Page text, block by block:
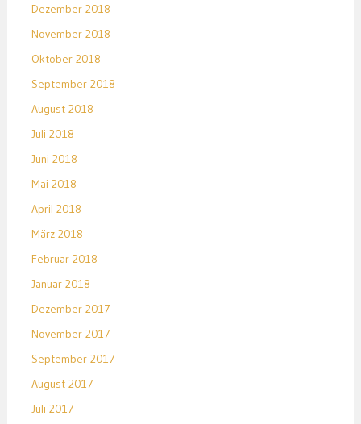
Dezember 2018
November 2018
Oktober 2018
September 2018
August 2018
Juli 2018
Juni 2018
Mai 2018
April 2018
März 2018
Februar 2018
Januar 2018
Dezember 2017
November 2017
September 2017
August 2017
Juli 2017